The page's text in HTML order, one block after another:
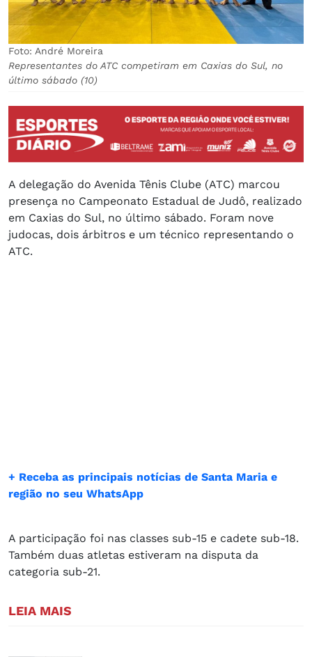
Foto: André Moreira
Representantes do ATC competiram em Caxias do Sul, no
último sábado (10)
A delegação do Avenida Tênis Clube (ATC) marcou
presença no Campeonato Estadual de Judô, realizado
em Caxias do Sul, no último sábado. Foram nove
judocas, dois árbitros e um técnico representando o
ATC.
+ Receba as principais notícias de Santa Maria e
região no seu WhatsApp
A participação foi nas classes sub-15 e cadete sub-18.
Também duas atletas estiveram na disputa da
categoria sub-21.
LEIA MAIS